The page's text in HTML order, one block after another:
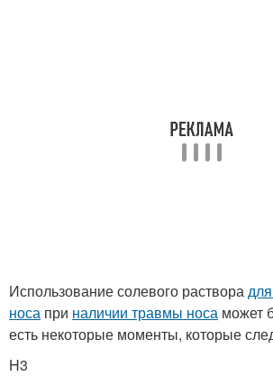
Использование солевого раствора
носа при наличии травмы носа может
есть некоторые моменты, которые
H3